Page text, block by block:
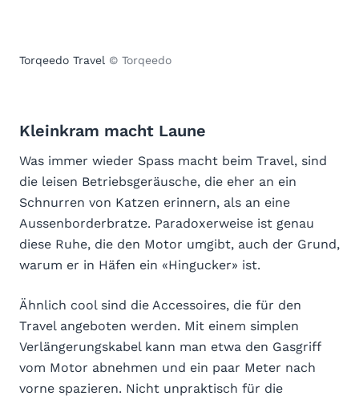
Torqeedo Travel © Torqeedo
Kleinkram macht Laune
Was immer wieder Spass macht beim Travel, sind
die leisen Betriebsgeräusche, die eher an ein
Schnurren von Katzen erinnern, als an eine
Aussenborderbratze. Paradoxerweise ist genau
diese Ruhe, die den Motor umgibt, auch der Grund,
warum er in Häfen ein «Hingucker» ist.
Ähnlich cool sind die Accessoires, die für den
Travel angeboten werden. Mit einem simplen
Verlängerungskabel kann man etwa den Gasgriff
vom Motor abnehmen und ein paar Meter nach
vorne spazieren. Nicht unpraktisch für die